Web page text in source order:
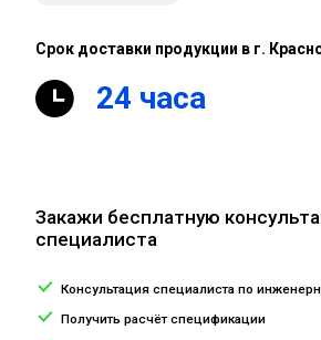
Срок доставки продукции в г.
24 часа
Закажи бесплатную
специалиста
Консультация специалиста по
Получить расчёт спецификации